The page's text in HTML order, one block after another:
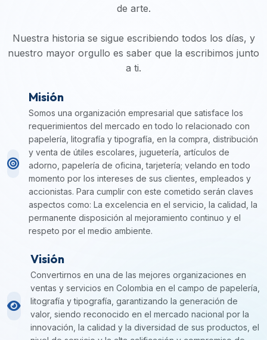
de arte.
Nuestra historia se sigue escribiendo todos los días, y
nuestro mayor orgullo es saber que la escribimos junto
a ti.
Misión
Somos una organización empresarial que satisface los
requerimientos del mercado en todo lo relacionado con
papelería, litografía y tipografía, en la compra, distribución
y venta de útiles escolares, juguetería, artículos de
adorno, papelería de oficina, tarjetería; velando en todo
momento por los intereses de sus clientes, empleados y
accionistas. Para cumplir con este cometido serán claves
aspectos como: La excelencia en el servicio, la calidad, la
permanente disposición al mejoramiento continuo y el
respeto por el medio ambiente.
Visión
Convertirnos en una de las mejores organizaciones en
ventas y servicios en Colombia en el campo de papelería,
litografía y tipografía, garantizando la generación de
valor, siendo reconocido en el mercado nacional por la
innovación, la calidad y la diversidad de sus productos, el